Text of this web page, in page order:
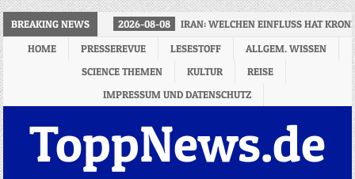
BREAKING NEWS 2026-08-08
IRAN: WELCHEN EINFLUSS HAT
HOME
PRESSEREVUE LESESTOFF
ALLGEM. WISSEN
SCIENCE THEMEN
KULTUR
REISE
IMPRESSUM UND DATENSCHUTZ
ToppNews.de